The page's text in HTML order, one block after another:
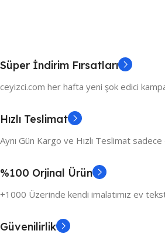
Süper İndirim Fırsatları
ceyizci.com her hafta yeni şok edici
Hızlı Teslimat
Aynı Gün Kargo ve Hızlı Teslimat
%100 Orjinal Ürün
+1000 Üzerinde kendi imalatımız ev
Güvenilirlik